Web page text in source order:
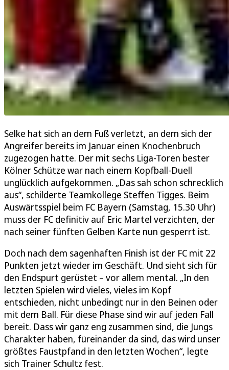
Selke hat sich an dem Fuß verletzt, an dem sich der
Angreifer bereits im Januar einen Knochenbruch
zugezogen hatte. Der mit sechs Liga-Toren bester
Kölner Schütze war nach einem Kopfball-Duell
unglücklich aufgekommen. „Das sah schon schrecklich
aus“, schilderte Teamkollege Steffen Tigges. Beim
Auswärtsspiel beim FC Bayern (Samstag, 15.30 Uhr)
muss der FC definitiv auf Eric Martel verzichten, der
nach seiner fünften Gelben Karte nun gesperrt ist.
Doch nach dem sagenhaften Finish ist der FC mit 22
Punkten jetzt wieder im Geschäft. Und sieht sich für
den Endspurt gerüstet – vor allem mental. „In den
letzten Spielen wird vieles, vieles im Kopf
entschieden, nicht unbedingt nur in den Beinen oder
mit dem Ball. Für diese Phase sind wir auf jeden Fall
bereit. Dass wir ganz eng zusammen sind, die Jungs
Charakter haben, füreinander da sind, das wird unser
größtes Faustpfand in den letzten Wochen“, legte
sich Trainer Schultz fest.